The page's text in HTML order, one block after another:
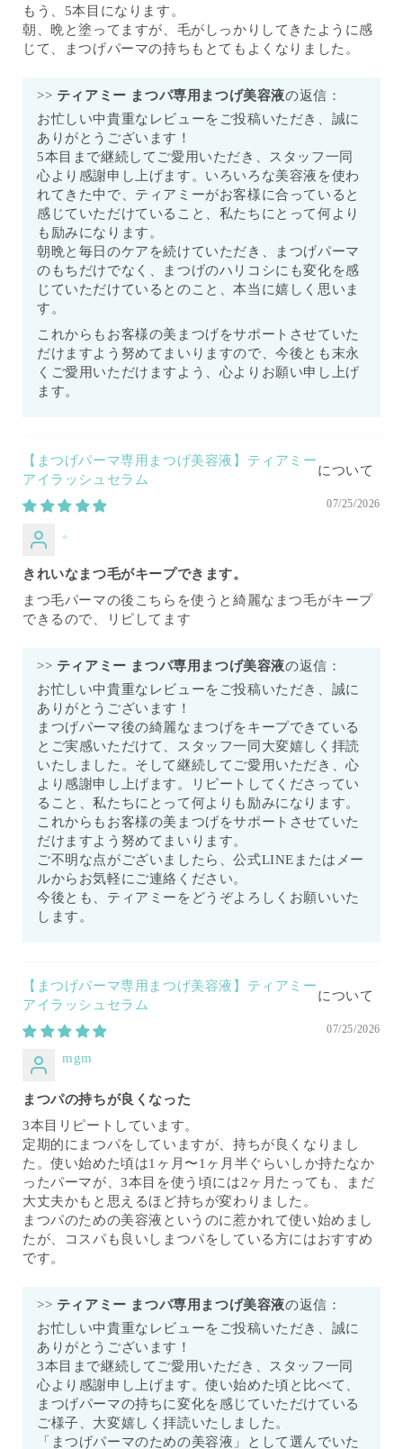
もう、5本目になります。
朝、晩と塗ってますが、毛がしっかりしてきたように感
じて、まつげパーマの持ちもとてもよくなりました。
>> ティアミー まつパ専用まつげ美容液の返信：
お忙しい中貴重なレビューをご投稿いただき、誠に
ありがとうございます！
5本目まで継続してご愛用いただき、スタッフ一同
心より感謝申し上げます。いろいろな美容液を使わ
れてきた中で、ティアミーがお客様に合っていると
感じていただけていること、私たちにとって何より
も励みになります。
朝晩と毎日のケアを続けていただき、まつげパーマ
のもちだけでなく、まつげのハリコシにも変化を感
じていただけているとのこと、本当に嬉しく思いま
す。
これからもお客様の美まつげをサポートさせていた
だけますよう努めてまいりますので、今後とも末永
くご愛用いただけますよう、心よりお願い申し上げ
ます。
【まつげパーマ専用まつげ美容液】ティアミー
アイラッシュセラム
07/25/2026
。
きれいなまつ毛がキープできます。
まつ毛パーマの後こちらを使うと綺麗なまつ毛がキープ
できるので、リピしてます
>> ティアミー まつパ専用まつげ美容液の返信：
お忙しい中貴重なレビューをご投稿いただき、誠に
ありがとうございます！
まつげパーマ後の綺麗なまつげをキープできている
とご実感いただけて、スタッフ一同大変嬉しく拝読
いたしました。そして継続してご愛用いただき、心
より感謝申し上げます。リピートしてくださってい
ること、私たちにとって何よりも励みになります。
これからもお客様の美まつげをサポートさせていた
だけますよう努めてまいります。
ご不明な点がございましたら、公式LINEまたはメー
ルからお気軽にご連絡ください。
今後とも、ティアミーをどうぞよろしくお願いいた
します。
【まつげパーマ専用まつげ美容液】ティアミー
アイラッシュセラム
07/25/2026
mgm
まつパの持ちが良くなった
3本目リピートしています。
定期的にまつパをしていますが、持ちが良くなりまし
た。使い始めた頃は1ヶ月〜1ヶ月半ぐらいしか持たなか
ったパーマが、3本目を使う頃には2ヶ月たっても、まだ
大丈夫かもと思えるほど持ちが変わりました。
まつパのための美容液というのに惹かれて使い始めまし
たが、コスパも良いしまつパをしている方にはおすすめ
です。
>> ティアミー まつパ専用まつげ美容液の返信：
お忙しい中貴重なレビューをご投稿いただき、誠に
ありがとうございます！
3本目まで継続してご愛用いただき、スタッフ一同
心より感謝申し上げます。使い始めた頃と比べて、
まつげパーマの持ちに変化を感じていただけている
ご様子、大変嬉しく拝読いたしました。
「まつげパーマのための美容液」として選んでいた